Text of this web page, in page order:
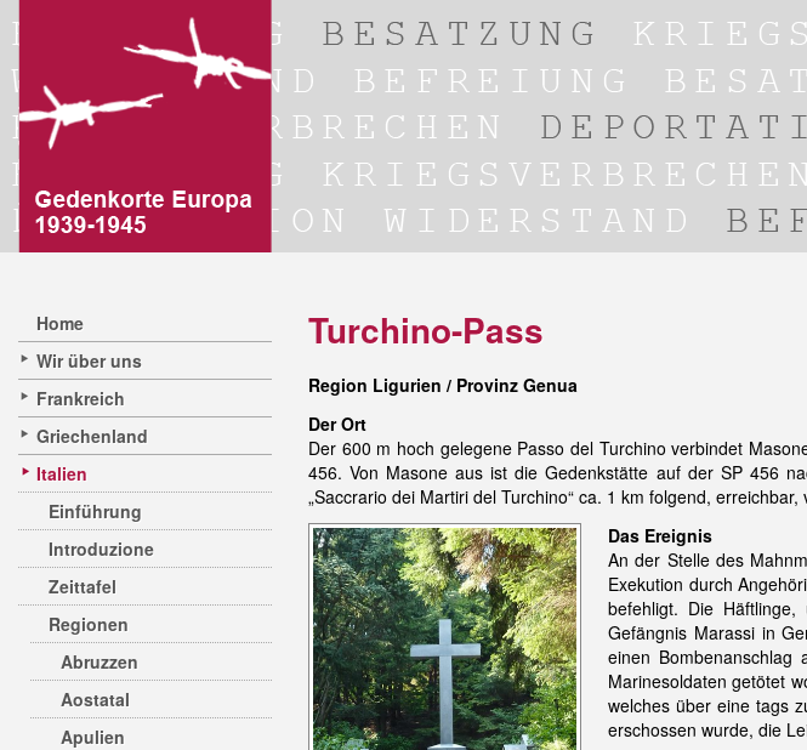
Home
Wir über uns
Frankreich
Griechenland
Italien
Einführung
Introduzione
Zeittafel
Regionen
Abruzzen
Aostatal
Apulien
Turchino-Pass
Region Ligurien / Provinz Genua
Der Ort
Der 600 m hoch gelegene Passo del Turchino verbindet
456. Von Masone aus ist die Gedenkstätte auf der SP 456
„Saccrario dei Martiri del Turchino“ ca. 1 km folgend,
Das Ereignis
An der Stelle des
Exekution durch
befehligt. Die
Gefängnis Marassi in
einen
Marinesoldaten getötet
welches über eine tags
erschossen wurde, die